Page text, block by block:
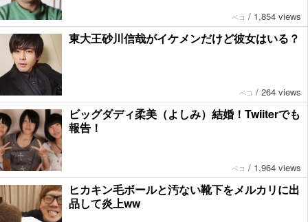
ペコ / 1,854 views
東大王砂川信哉がイケメンだけど彼女はいる？
ペコ / 264 views
ビッグダディ柔美（よしみ）結婚！Twiiterでも
報告！
ペコ / 1,964 views
ヒカキン毛ボールと汚ない靴下をメルカリに出
品して炎上ww